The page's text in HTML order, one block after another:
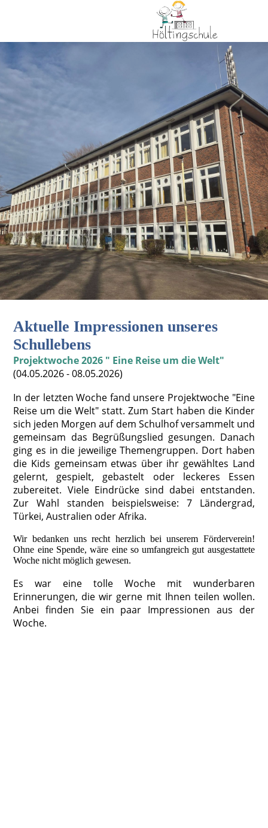
Aktuelle Impressionen unseres
Schullebens
Projektwoche 2026 " Eine Reise um die Welt"
(04.05.2026 - 08.05.2026)
In der letzten Woche fand unsere Projektwoche "Eine
Reise um die Welt" statt. Zum Start haben die Kinder
sich jeden Morgen auf dem Schulhof versammelt und
gemeinsam das Begrüßungslied gesungen. Danach
ging es in die jeweilige Themengruppen. Dort haben
die Kids gemeinsam etwas über ihr gewähltes Land
gelernt, gespielt, gebastelt oder leckeres Essen
zubereitet. Viele Eindrücke sind dabei entstanden.
Zur Wahl standen beispielsweise: 7 Ländergrad,
Türkei, Australien oder Afrika.
Wir bedanken uns recht herzlich bei unserem Förderverein!
Ohne eine Spende, wäre eine so umfangreich gut ausgestattete
Woche nicht möglich gewesen.
Es war eine tolle Woche mit wunderbaren
Erinnerungen, die wir gerne mit Ihnen teilen wollen.
Anbei finden Sie ein paar Impressionen aus der
Woche.